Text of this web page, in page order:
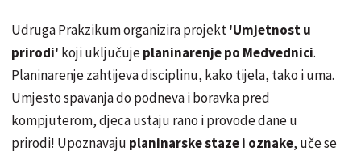
Udruga Prakzikum organizira projekt'Umjetnost u
prirodi' koji uključujeplaninarenje po Medvednici.
Planinarenje zahtijeva disciplinu, kako tijela, tako i uma.
Umjesto spavanja do podneva i boravka pred
kompjuterom, djeca ustaju rano i provode dane u
prirodi! Upoznavaju planinarske staze i oznake, uče se